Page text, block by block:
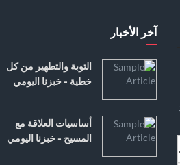
آخر الأخبار
التوبة والتطهير من كل
خطية - خبزنا اليومي
أساسيات العلاقة مع
المسيح - خبزنا اليومي